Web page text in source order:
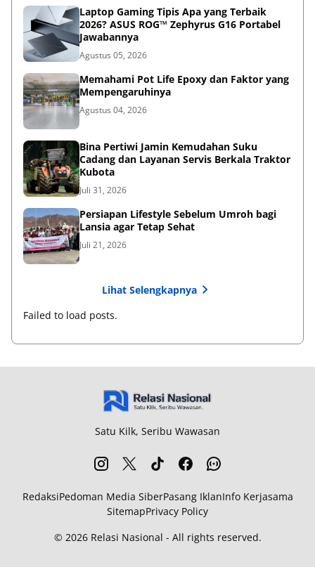
Laptop Gaming Tipis Apa yang Terbaik
2026? ASUS ROG™ Zephyrus G16 Portabel
Jawabannya
Agustus 05, 2026
Memahami Pot Life Epoxy dan Faktor yang
Mempengaruhinya
Agustus 04, 2026
Bina Pertiwi Jamin Kemudahan Suku
Cadang dan Layanan Servis Berkala Traktor
Kubota
Juli 31, 2026
Persiapan Lifestyle Sebelum Umroh bagi
Lansia agar Tetap Sehat
Juli 21, 2026
Lihat Selengkapnya
Failed to load posts.
Satu Kilk, Seribu Wawasan
RedaksiPedoman Media SiberPasang IklanInfo Kerjasama
SitemapPrivacy Policy
© 2026 Relasi Nasional - All rights reserved.